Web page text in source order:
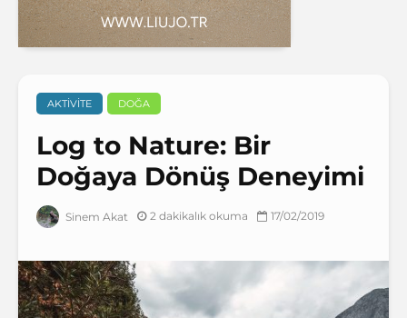
AKTIVITE DOĞA
Log to Nature: Bir
Doğaya Dönüş Deneyimi
Sinem Akat 2 dakikalık okuma 17/02/2019